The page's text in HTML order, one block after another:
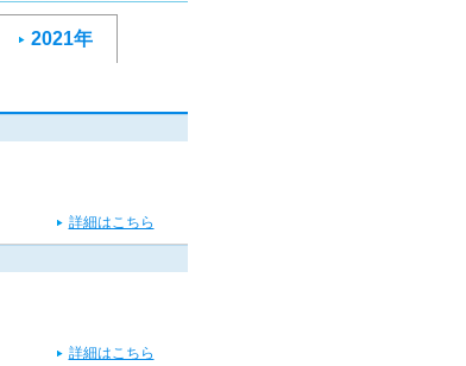
2021年
詳細はこちら
詳細はこちら